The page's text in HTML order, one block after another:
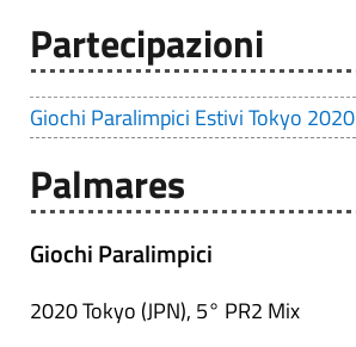
Partecipazioni
Giochi Paralimpici Estivi Tokyo 2020
Palmares
Giochi Paralimpici
2020 Tokyo (JPN), 5° PR2 Mix